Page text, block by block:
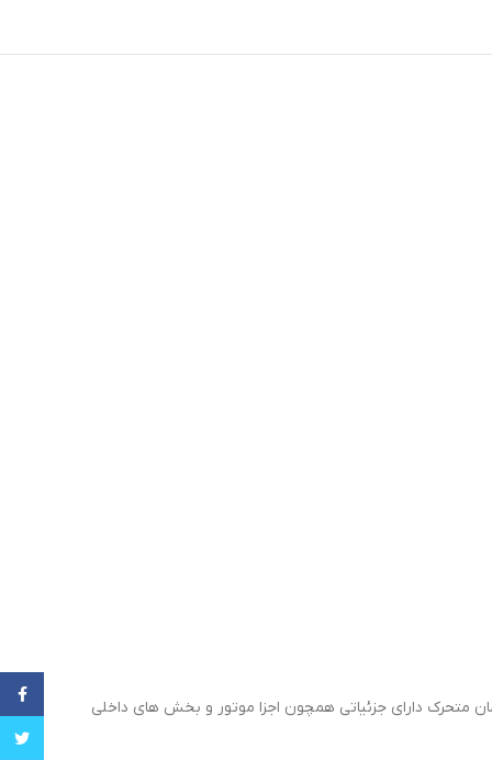
اتاق همچنین کاپوت و فرمان متحرک دارای جزئیاتی همچون اجزا موتور و بخش های داخلی